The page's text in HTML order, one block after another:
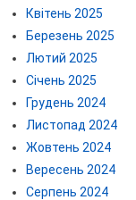
Квітень 2025
Березень 2025
Лютий 2025
Січень 2025
Грудень 2024
Листопад 2024
Жовтень 2024
Вересень 2024
Серпень 2024